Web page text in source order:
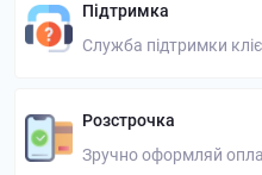
Підтримка
Служба підтримки
Розстрочка
Зручно оформляй